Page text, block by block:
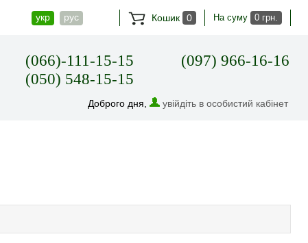
укр рус Кошик 0 На суму 0 грн.
(066)-111-15-15
(050) 548-15-15
(097) 966-16-16
Доброго дня, увійдіть в особистий кабінет